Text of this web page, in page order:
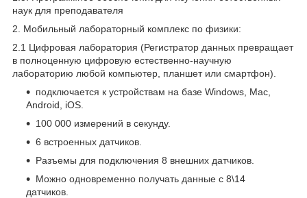
наук для преподавателя
2. Мобильный лабораторный комплекс по физики:
2.1 Цифровая лаборатория (Регистратор данных превращает
в полноценную цифровую естественно-научную
лабораторию любой компьютер, планшет или смартфон).
подключается к устройствам на базе Windows, Mac,
Android, iOS.
100 000 измерений в секунду.
6 встроенных датчиков.
Разъемы для подключения 8 внешних датчиков.
Можно одновременно получать данные с 8\14
датчиков.